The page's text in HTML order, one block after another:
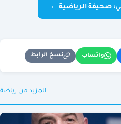
صحيفة الرياضية ←
واتساب نسخ الرابط
المزيد من رياضة